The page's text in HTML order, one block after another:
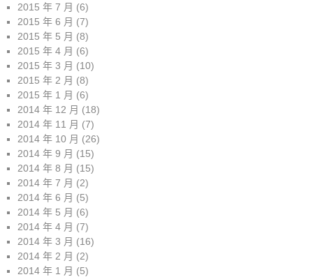
2015 年 7 月 (6)
2015 年 6 月 (7)
2015 年 5 月 (8)
2015 年 4 月 (6)
2015 年 3 月 (10)
2015 年 2 月 (8)
2015 年 1 月 (6)
2014 年 12 月 (18)
2014 年 11 月 (7)
2014 年 10 月 (26)
2014 年 9 月 (15)
2014 年 8 月 (15)
2014 年 7 月 (2)
2014 年 6 月 (5)
2014 年 5 月 (6)
2014 年 4 月 (7)
2014 年 3 月 (16)
2014 年 2 月 (2)
2014 年 1 月 (5)